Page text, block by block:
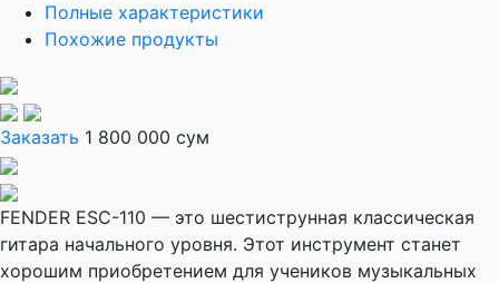
Полные характеристики
Похожие продукты
Заказать 1 800 000 сум
FENDER ESC-110 — это шестиструнная классическая
гитара начального уровня. Этот инструмент станет
хорошим приобретением для учеников музыкальных